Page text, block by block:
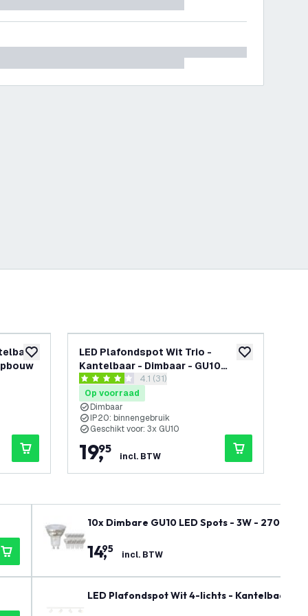
toevoegen aan verlanglijst toevoegen
LED Plafondspot Wit Trio -
Kantelbaar - Dimbaar - GU10
fitting – Opbouwreviews drawer openen
4.1 score sterren4.1 (31)
Op voorraad
Dimbaar
IP20: binnengebruik
Geschikt voor: 3x GU10
19,
95
incl. BTW
10x Dimbare GU10 LED Spots - 3W - 2700K
14,
95 incl. BTW
LED Plafondspot Wit 4-lichts - Kantelbaar -